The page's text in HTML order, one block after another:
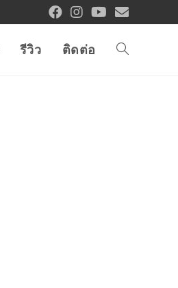
รีวิว ติดต่อ